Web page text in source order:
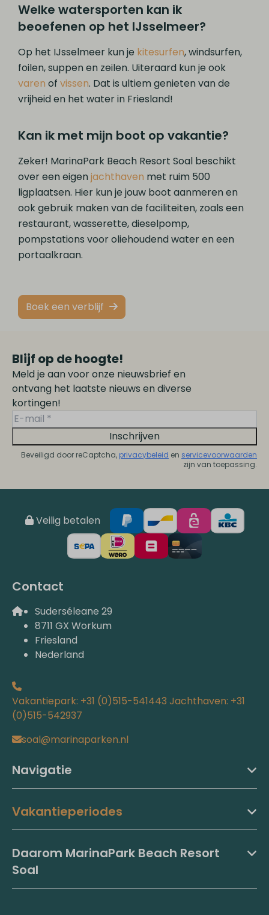
Welke watersporten kan ik
beoefenen op het IJsselmeer?
Op het IJsselmeer kun je kitesurfen, windsurfen,
foilen, suppen en zeilen. Uiteraard kun je ook
varen ofvissen. Dat is ultiem genieten van de
vrijheid en het water in Friesland!
Kan ik met mijn boot op vakantie?
Zeker! MarinaPark Beach Resort Soal beschikt
over een eigenjachthaven met ruim 500
ligplaatsen. Hier kun je jouw boot aanmeren en
ook gebruik maken van de faciliteiten, zoals een
restaurant, wasserette, dieselpomp,
pompstations voor oliehoudend water en een
portaalkraan.
Boek een verblijf
Blijf op de hoogte!
Meld je aan voor onze nieuwsbrief en
ontvang het laatste nieuws en diverse
kortingen!
Inschrijven
Beveiligd door reCaptcha, privacybeleid en servicevoorwaarden
zijn van toepassing.
Veilig betalen
Contact
Suderséleane 29
8711 GX Workum
Friesland
Nederland
Vakantiepark: +31 (0)515-541443 Jachthaven: +31
(0)515-542937
soal@marinaparken.nl
Navigatie
Vakantieperiodes
Daarom MarinaPark Beach Resort
Soal